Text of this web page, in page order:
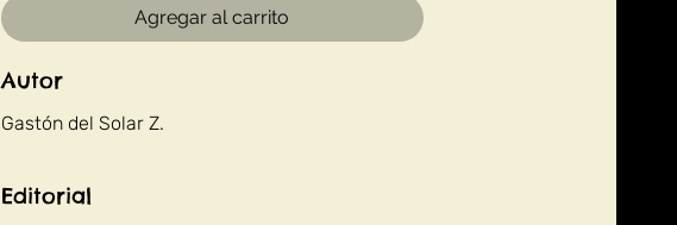
Agregar al carrito
Autor
Gastón del Solar Z.
Editorial